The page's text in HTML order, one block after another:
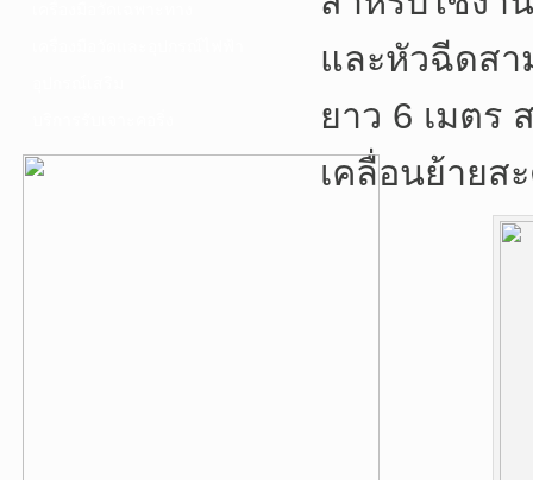
และหัวฉีดสา
ยาว 6 เมตร
เคลื่อนย้ายส